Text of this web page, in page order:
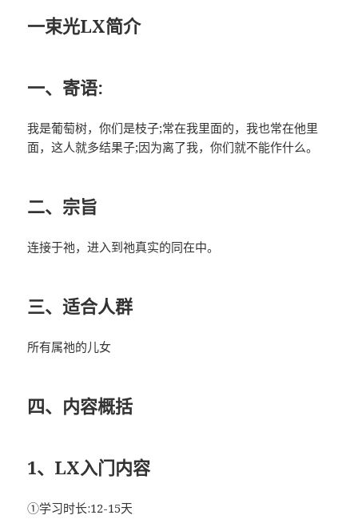
一束光LX简介
一、寄语:
我是葡萄树，你们是枝子;常在我里面的，我也常在他里
面，这人就多结果子;因为离了我，你们就不能作什么。
二、宗旨
连接于祂，进入到祂真实的同在中。
三、适合人群
所有属祂的儿女
四、内容概括
1、LX入门内容
①学习时长:12-15天